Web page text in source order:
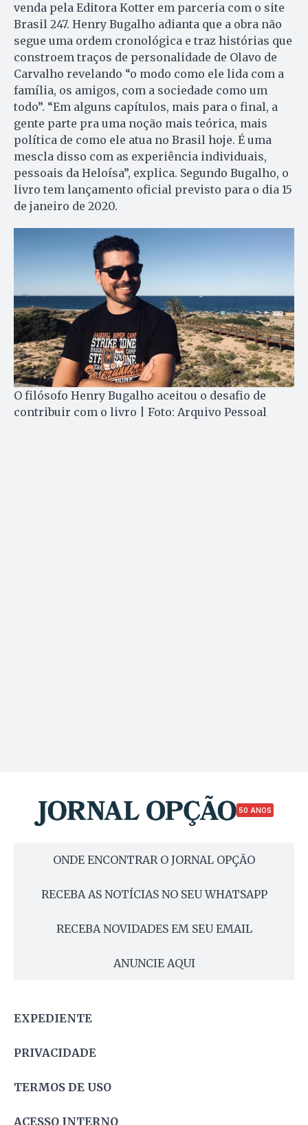
venda pela Editora Kotter em parceria com o site
Brasil 247. Henry Bugalho adianta que a obra não
segue uma ordem cronológica e traz histórias que
constroem traços de personalidade de Olavo de
Carvalho revelando “o modo como ele lida com a
família, os amigos, com a sociedade como um
todo”. “Em alguns capítulos, mais para o final, a
gente parte pra uma noção mais teórica, mais
política de como ele atua no Brasil hoje. É uma
mescla disso com as experiência individuais,
pessoais da Heloísa”, explica. Segundo Bugalho, o
livro tem lançamento oficial previsto para o dia 15
de janeiro de 2020.
O filósofo Henry Bugalho aceitou o desafio de
contribuir com o livro | Foto: Arquivo Pessoal
50 ANOS
ONDE ENCONTRAR O JORNAL OPÇÃO
RECEBA AS NOTÍCIAS NO SEU WHATSAPP
RECEBA NOVIDADES EM SEU EMAIL
ANUNCIE AQUI
EXPEDIENTE
PRIVACIDADE
TERMOS DE USO
ACESSO INTERNO